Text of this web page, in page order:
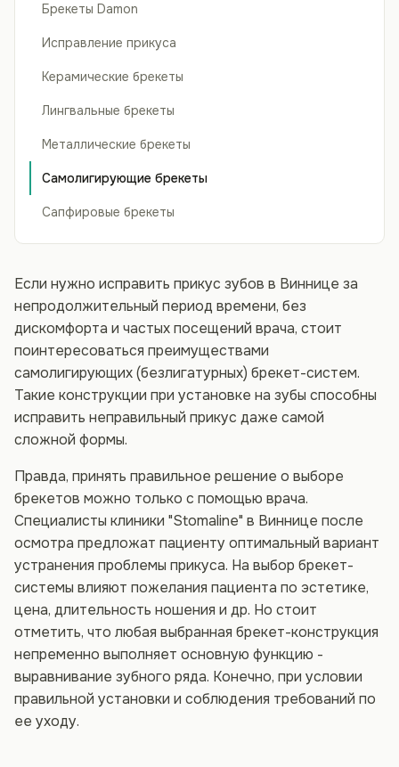
Брекеты Damon
Исправление прикуса
Керамические брекеты
Лингвальные брекеты
Металлические брекеты
Самолигирующие брекеты
Сапфировые брекеты
Если нужно исправить прикус зубов в Виннице за
непродолжительный период времени, без
дискомфорта и частых посещений врача, стоит
поинтересоваться преимуществами
самолигирующих (безлигатурных) брекет-систем.
Такие конструкции при установке на зубы способны
исправить неправильный прикус даже самой
сложной формы.
Правда, принять правильное решение о выборе
брекетов можно только с помощью врача.
Специалисты клиники "Stomaline" в Виннице после
осмотра предложат пациенту оптимальный вариант
устранения проблемы прикуса. На выбор брекет-
системы влияют пожелания пациента по эстетике,
цена, длительность ношения и др. Но стоит
отметить, что любая выбранная брекет-конструкция
непременно выполняет основную функцию -
выравнивание зубного ряда. Конечно, при условии
правильной установки и соблюдения требований по
ее уходу.